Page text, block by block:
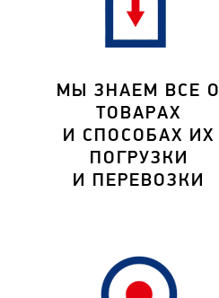
МЫ ЗНАЕМ ВСЕ О
ТОВАРАХ
И СПОСОБАХ ИХ
ПОГРУЗКИ
И ПЕРЕВОЗКИ